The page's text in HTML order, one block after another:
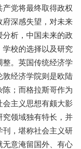
党将最终取得政权
府深感失望，对未来
析，中国未来的政
校的选择以及研究
。英国传统经济学
敦经济学院则是欧陆
；而格拉斯哥作为
会主义思想有颇大影
究领域独有特长，并
刊，堪称社会主义研
无意淹留国外、有心